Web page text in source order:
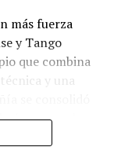
más fuerza
y Tango
que combina
y una
en el